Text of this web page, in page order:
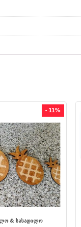
- 11%
& ᲡᲐᲡᲐᲓᲘᲚᲝ